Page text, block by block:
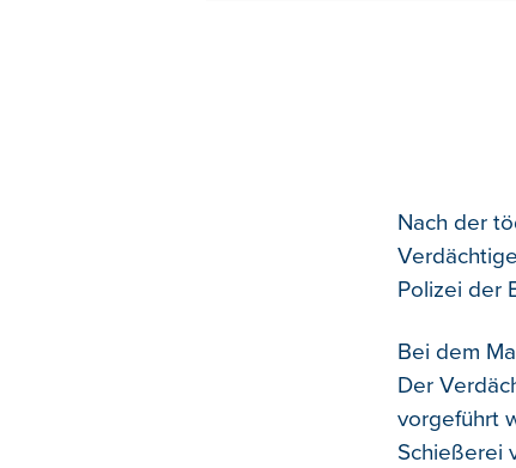
Nach der
Polizei der
Bei dem
Der
vorgeführt
Schießerei